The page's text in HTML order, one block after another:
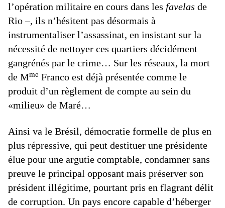
l’opération militaire en cours dans les favelas de
Rio –, ils n’hésitent pas désormais à
instrumentaliser l’assassinat, en insistant sur la
nécessité de nettoyer ces quartiers décidément
gangrénés par le crime… Sur les réseaux, la mort
de Mme Franco est déjà présentée comme le
produit d’un règlement de compte au sein du
«milieu» de Maré…
Ainsi va le Brésil, démocratie formelle de plus en
plus répressive, qui peut destituer une présidente
élue pour une argutie comptable, condamner sans
preuve le principal opposant mais préserver son
président illégitime, pourtant pris en flagrant délit
de corruption. Un pays encore capable d’héberger